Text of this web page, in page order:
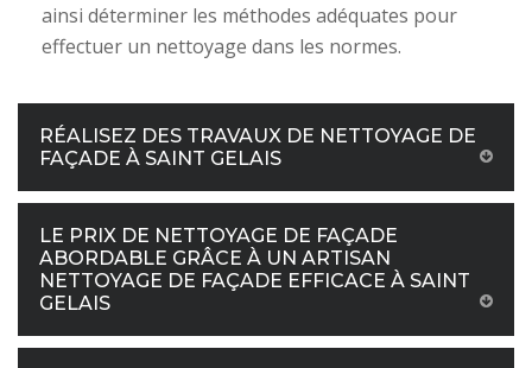
ainsi déterminer les méthodes adéquates pour
effectuer un nettoyage dans les normes.
RÉALISEZ DES TRAVAUX DE NETTOYAGE DE
FAÇADE À SAINT GELAIS
LE PRIX DE NETTOYAGE DE FAÇADE
ABORDABLE GRÂCE À UN ARTISAN
NETTOYAGE DE FAÇADE EFFICACE À SAINT
GELAIS